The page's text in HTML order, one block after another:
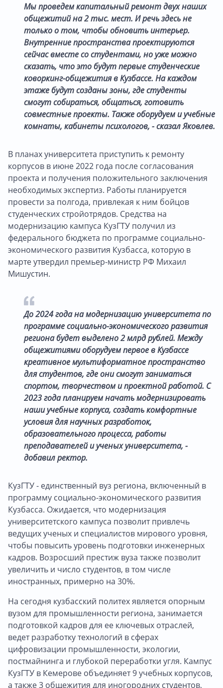
Мы проведем капитальный ремонт двух наших
общежитий на 2 тыс. мест. И речь здесь не
только о том, чтобы обновить интерьер.
Внутренние пространства проектируются
сейчас вместе со студентами, но уже можно
сказать, что это будут первые студенческие
коворкинг-общежития в Кузбассе. На каждом
этаже будут созданы зоны, где студенты
смогут собираться, общаться, готовить
совместные проекты. Также оборудуем и учебные
комнаты, кабинеты психологов, - сказал Яковлев.
В планах университета приступить к ремонту
корпусов в июне 2022 года после согласования
проекта и получения положительного заключения
необходимых экспертиз. Работы планируется
провести за полгода, привлекая к ним бойцов
студенческих стройотрядов. Средства на
модернизацию кампуса КузГТУ получил из
федерального бюджета по программе социально-
экономического развития Кузбасса, которую в
марте утвердил премьер-министр РФ Михаил
Мишустин.
До 2024 года на модернизацию университета по
программе социально-экономического развития
региона будет выделено 2 млрд рублей. Между
общежитиями оборудуем первое в Кузбассе
креативное мультиформатное пространство
для студентов, где они смогут заниматься
спортом, творчеством и проектной работой. С
2023 года планируем начать модернизировать
наши учебные корпуса, создать комфортные
условия для научных разработок,
образовательного процесса, работы
преподавателей и ученых университета, -
добавил ректор.
КузГТУ - единственный вуз региона, включенный в
программу социально-экономического развития
Кузбасса. Ожидается, что модернизация
университетского кампуса позволит привлечь
ведущих ученых и специалистов мирового уровня,
чтобы повысить уровень подготовки инженерных
кадров. Возросший престиж вуза также позволит
увеличить и число студентов, в том числе
иностранных, примерно на 30%.
На сегодня кузбасский политех является опорным
вузом для промышленности региона, занимается
подготовкой кадров для ее ключевых отраслей,
ведет разработку технологий в сферах
цифровизации промышленности, экологии,
постмайнинга и глубокой переработки угля. Кампус
КузГТУ в Кемерове объединяет 9 учебных корпусов,
а также 3 общежития для иногородних студентов,